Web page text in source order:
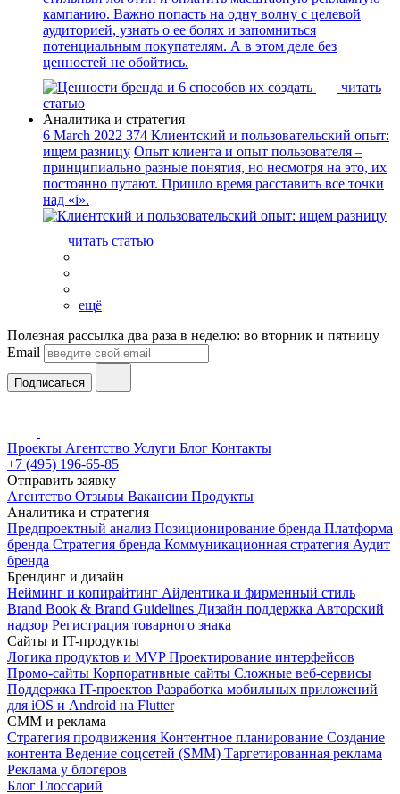
кампанию. Важно попасть на одну волну с целевой
аудиторией, узнать о ее болях и запомниться
потенциальным покупателям. А в этом деле без
ценностей не обойтись.
читать
статью
Аналитика и стратегия
6 March 2022 374 Клиентский и пользовательский опыт:
ищем разницу Опыт клиента и опыт пользователя –
принципиально разные понятия, но несмотря на это, их
постоянно путают. Пришло время расставить все точки
над «i».
читать статью
ещё
Полезная рассылка два раза в неделю: во вторник и пятницу
Email
Подписаться
Проекты Агентство Услуги Блог Контакты
+7 (495) 196-65-85
Отправить заявку
Агентство Отзывы Вакансии Продукты
Аналитика и стратегия
Предпроектный анализ Позиционирование бренда Платформа
бренда Стратегия бренда Коммуникационная стратегия Аудит
бренда
Брендинг и дизайн
Нейминг и копирайтинг Айдентика и фирменный стиль
Brand Book & Brand Guidelines Дизайн поддержка Авторский
надзор Регистрация товарного знака
Сайты и IT-продукты
Логика продуктов и MVPПроектирование интерфейсов
Промо-сайты Корпоративные сайты Сложные веб-сервисы
Поддержка IT-проектов Разработка мобильных приложений
для iOS и Android на Flutter
СММ и реклама
Стратегия продвижения Контентное планирование Создание
контента Ведение соцсетей (SMM) Таргетированная реклама
Реклама у блогеров
Блог Глоссарий